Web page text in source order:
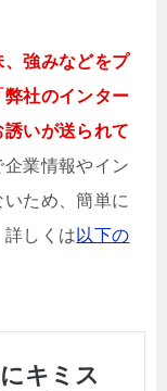
強みなどをプ
弊社のインター
いが送られて
業情報やイン
ため、簡単に
しくは以下の